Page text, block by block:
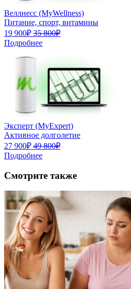
Веллнесс (MyWellness)
Питание, спорт, витамины
19 900₽ 35 800₽
Подробнее
Эксперт (MyExpert)
Активное долголетие
27 900₽ 49 800₽
Подробнее
Смотрите также